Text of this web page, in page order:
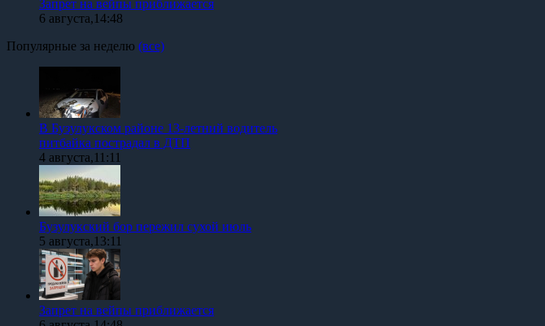
Запрет на вейпы приближается
6 августа,14:48
Популярные за неделю (все)
В Бузулукском районе 13-летний водитель
питбайка пострадал в ДТП
4 августа,11:11
Бузулукский бор пережил сухой июль
5 августа,13:11
Запрет на вейпы приближается